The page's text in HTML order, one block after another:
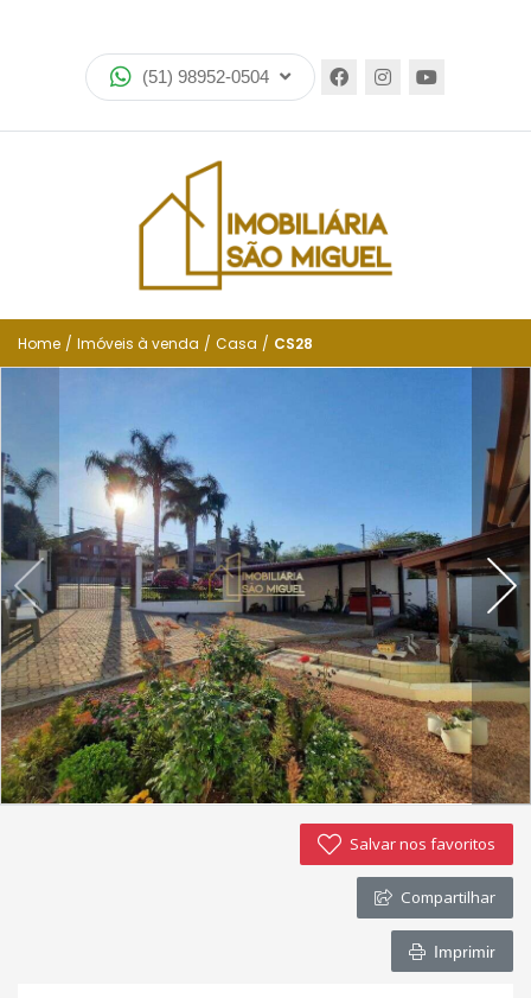
(51) 98952-0504
Imóveis
Encomende seu imóvel
Financiamento
Simulador de financiamento
Negocie seu imóvel
Imóveis favoritos
Contato
Home / Imóveis à venda / Casa / CS28
Salvar nos favoritos
Compartilhar
Imprimir